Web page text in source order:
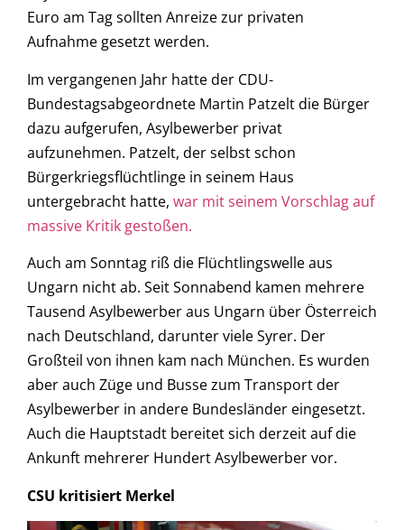
Euro am Tag sollten Anreize zur privaten
Aufnahme gesetzt werden.
Im vergangenen Jahr hatte der CDU-
Bundestagsabgeordnete Martin Patzelt die Bürger
dazu aufgerufen, Asylbewerber privat
aufzunehmen. Patzelt, der selbst schon
Bürgerkriegsflüchtlinge in seinem Haus
untergebracht hatte, war mit seinem Vorschlag auf
massive Kritik gestoßen.
Auch am Sonntag riß die Flüchtlingswelle aus
Ungarn nicht ab. Seit Sonnabend kamen mehrere
Tausend Asylbewerber aus Ungarn über Österreich
nach Deutschland, darunter viele Syrer. Der
Großteil von ihnen kam nach München. Es wurden
aber auch Züge und Busse zum Transport der
Asylbewerber in andere Bundesländer eingesetzt.
Auch die Hauptstadt bereitet sich derzeit auf die
Ankunft mehrerer Hundert Asylbewerber vor.
CSU kritisiert Merkel